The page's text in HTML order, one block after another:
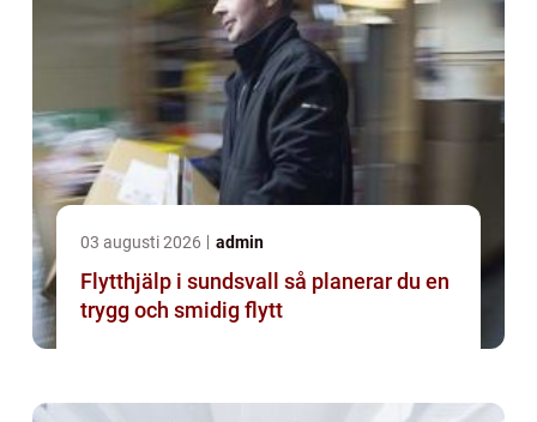
03 augusti 2026 admin
Flytthjälp i sundsvall så planerar du en
trygg och smidig flytt